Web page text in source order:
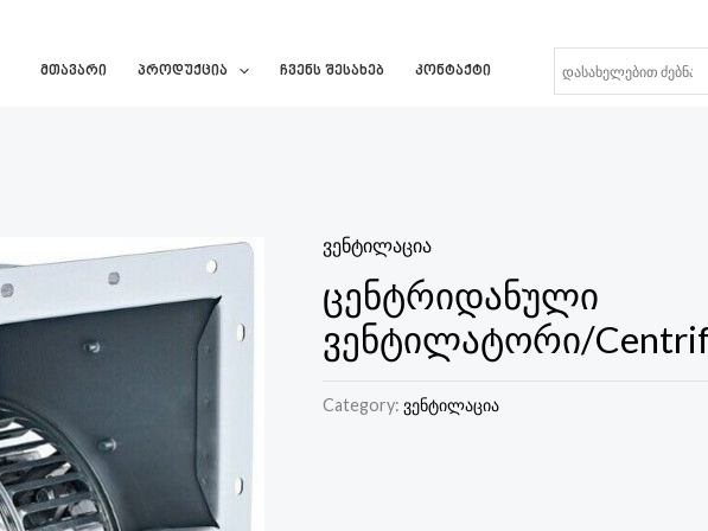
Მთავარი Პროდუქცია Ჩვენს Შესახებ Კონტაქტი
ვენტილაცია
ცენტრიდანული
ვენტილატორი/
Category: ვენტილაცია